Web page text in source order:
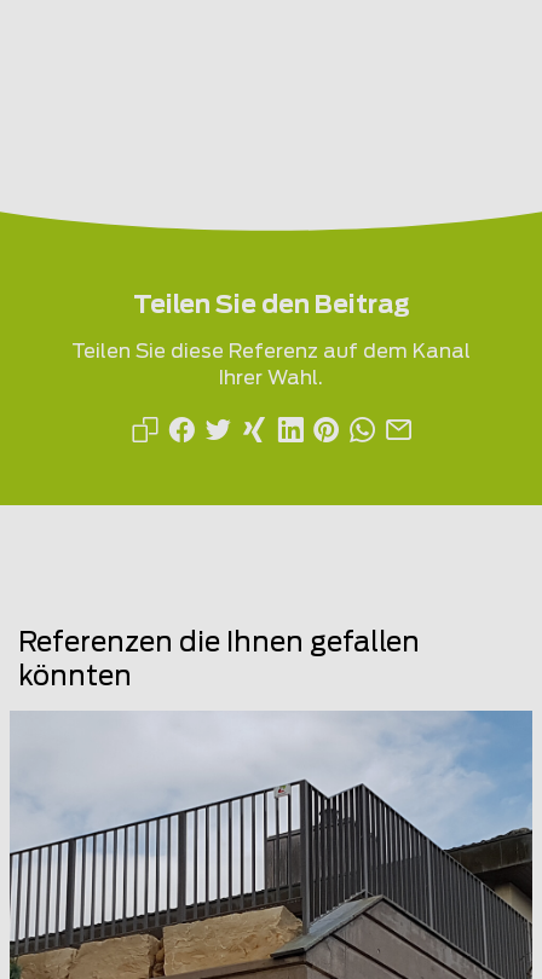
Teilen Sie den Beitrag
Teilen Sie diese Referenz auf dem Kanal
Ihrer Wahl.
Referenzen die Ihnen gefallen
könnten